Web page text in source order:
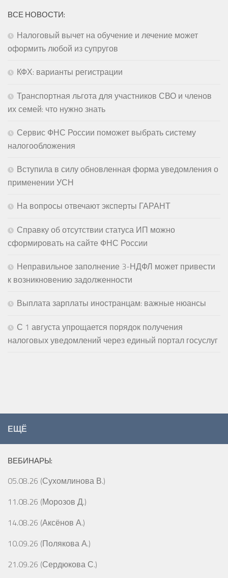
ВСЕ НОВОСТИ:
Налоговый вычет на обучение и лечение может
оформить любой из супругов
КФХ: варианты регистрации
Транспортная льгота для участников СВО и членов
их семей: что нужно знать
Сервис ФНС России поможет выбрать систему
налогообложения
Вступила в силу обновленная форма уведомления о
применении УСН
На вопросы отвечают эксперты ГАРАНТ
Справку об отсутствии статуса ИП можно
сформировать на сайте ФНС России
Неправильное заполнение 3-НДФЛ может привести
к возникновению задолженности
Выплата зарплаты иностранцам: важные нюансы
С 1 августа упрощается порядок получения
налоговых уведомлений через единый портал госуслуг
ЕЩЁ
ВЕБИНАРЫ:
05.08.26 (Сухомлинова В.)
11.08.26 (Морозов Д.)
14.08.26 (Аксёнов А.)
10.09.26 (Полякова А.)
21.09.26 (Сердюкова С.)